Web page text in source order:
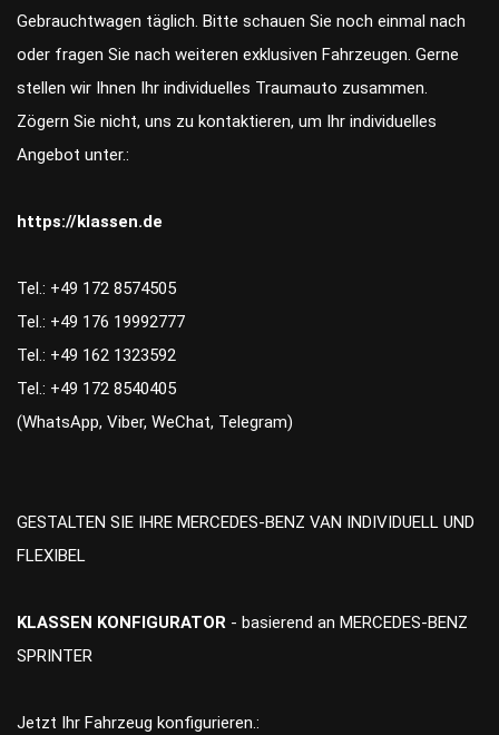
Gebrauchtwagen täglich. Bitte schauen Sie noch einmal nach
oder fragen Sie nach weiteren exklusiven Fahrzeugen. Gerne
stellen wir Ihnen Ihr individuelles Traumauto zusammen.
Zögern Sie nicht, uns zu kontaktieren, um Ihr individuelles
Angebot unter.:
https://klassen.de
Tel.: +49 172 8574505
Tel.: +49 176 19992777
Tel.: +49 162 1323592
Tel.: +49 172 8540405
(WhatsApp, Viber, WeChat, Telegram)
GESTALTEN SIE IHRE MERCEDES-BENZ VAN INDIVIDUELL UND
FLEXIBEL
KLASSEN KONFIGURATOR - basierend an MERCEDES-BENZ
SPRINTER
Jetzt Ihr Fahrzeug konfigurieren.: